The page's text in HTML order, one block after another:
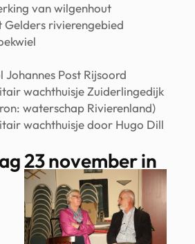
van wilgenhout
Gelders rivierengebied
Johannes Post Rijsoord
wachthuisje Zuiderlingedijk
waterschap Rivierenland)
wachthuisje door Hugo Dill
23 november in